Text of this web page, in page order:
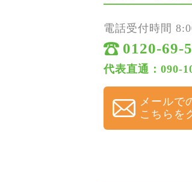
電話受付時間
0120-69-
代表直通：090-
メールで
こちらを